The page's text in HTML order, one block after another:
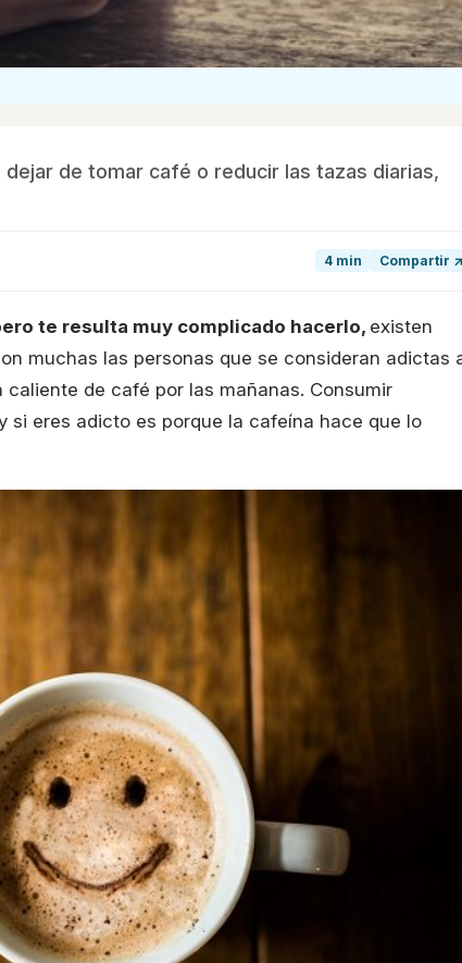
de tomar café o reducir las tazas diarias,
4 min Compartir ↗
te resulta muy complicado hacerlo, existen
muchas las personas que se consideran adictas
de café por las mañanas. Consumir
si eres adicto es porque la cafeína hace que lo